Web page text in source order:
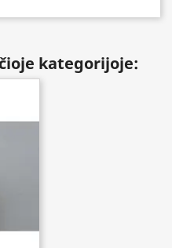
kategorijoje: